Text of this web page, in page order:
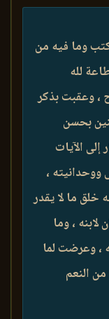
وما فيه من
لله
، وعقبت بذكر
بحسن
إلى الآيات
ووحدانيته ،
خلق ما لا يقدر
، وما
، وعرضت لما
النعم